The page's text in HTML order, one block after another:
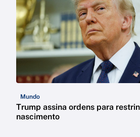
Mundo
Trump assina ordens para
nascimento